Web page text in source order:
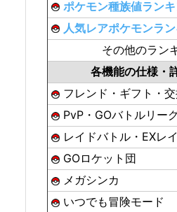
ポケモン種族値ラン
人気レアポケモンラ
その他のラン
各機能の仕様・
フレンド・ギフト・
PvP・GOバトルリー
レイドバトル・EXレ
GOロケット団
メガシンカ
いつでも冒険モード